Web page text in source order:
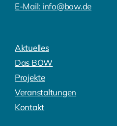
E-Mail: info@bow.de
Aktuelles
Das BOW
Projekte
Veranstaltungen
Kontakt